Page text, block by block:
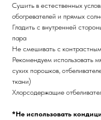
Сушить в естественных
обогревателей и прямых
Гладить с внутренней
пара
Не смешивать с
Рекомендуем использовать
сухих порошков,
ткани)
Хлорсодержащие
*Не использовать